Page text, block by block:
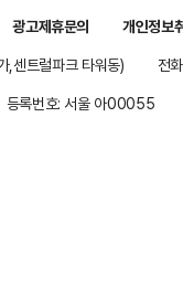
광고제휴문의
개인정보
,센트럴파크 타워동)
전
등록번호: 서울 아00055